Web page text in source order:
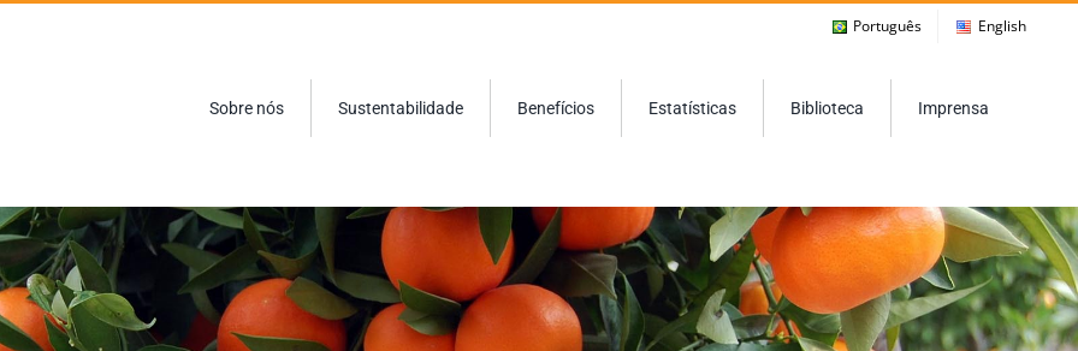
Português English
Sobre nós Sustentabilidade Benefícios Estatísticas Biblioteca Imprensa